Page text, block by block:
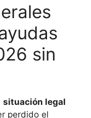
sin
situación legal
perdido el